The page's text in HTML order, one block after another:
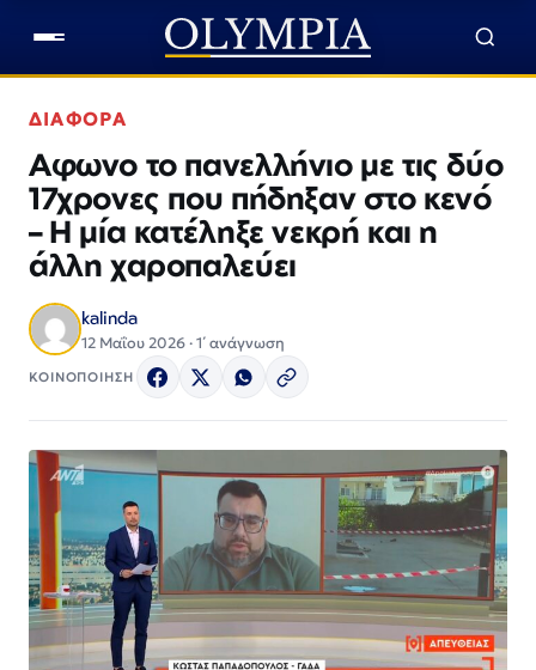
ΔΙΑΦΟΡΑ
Αφωνο το πανελλήνιο με τις δύο
17χρονες που πήδηξαν στο κενό
– Η μία κατέληξε νεκρή και η
άλλη χαροπαλεύει
kalinda
12 Μαΐου 2026 · 1΄ ανάγνωση
ΚΟΙΝΟΠΟΙΗΣΗ